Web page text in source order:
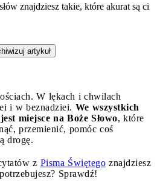
znajdziesz takie, które akurat są ci
artykuł
W lękach i chwilach
i w beznadziei. We wszystkich
miejsce na Boże Słowo, które
przemienić, pomóc coś
drogę.
z Pisma Świętego znajdziesz
Sprawdź!